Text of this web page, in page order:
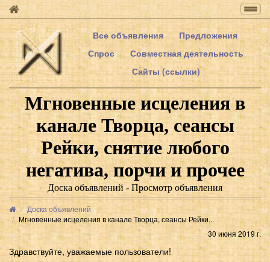
Все объявления
Предложения
Спрос
Совместная деятельность
Сайты (ссылки)
Мгновенные исцеления в
канале Творца, сеансы
Рейки, снятие любого
негатива, порчи и прочее
Доска объявлений - Просмотр объявления
Доска объявлений
Мгновенные исцеления в канале Творца, сеансы Рейки...
30 июня 2019 г.
Здравствуйте, уважаемые пользователи!